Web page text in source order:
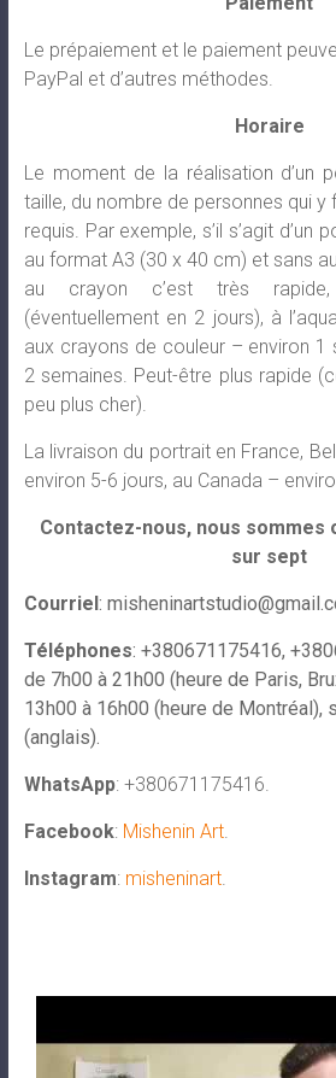
Le prépaiement et le paiement
PayPal et d’autres méthodes.
Horaire
Le moment de la réalisation d’un
taille, du nombre de personnes qui y
requis. Par exemple, s’il s’agit d’un
au format A3 (30 x 40 cm) et sans
au crayon c’est très
(éventuellement en 2 jours), à
aux crayons de couleur – environ 1
2 semaines. Peut-être plus rapide
peu plus cher).
La livraison du portrait en France,
environ 5-6 jours, au Canada –
Contactez-nous, nous sommes
sur sept
Courriel:
Téléphones: +380671175416,
de 7h00 à 21h00 (heure de Paris,
13h00 à 16h00 (heure de Montréal),
(anglais).
WhatsApp: +380671175416.
Facebook: Mishenin Art.
Instagram: misheninart.